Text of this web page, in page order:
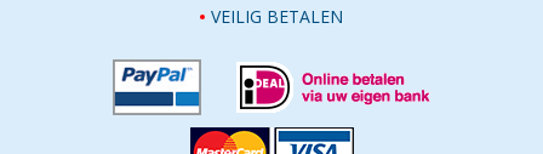
VEILIG BETALEN